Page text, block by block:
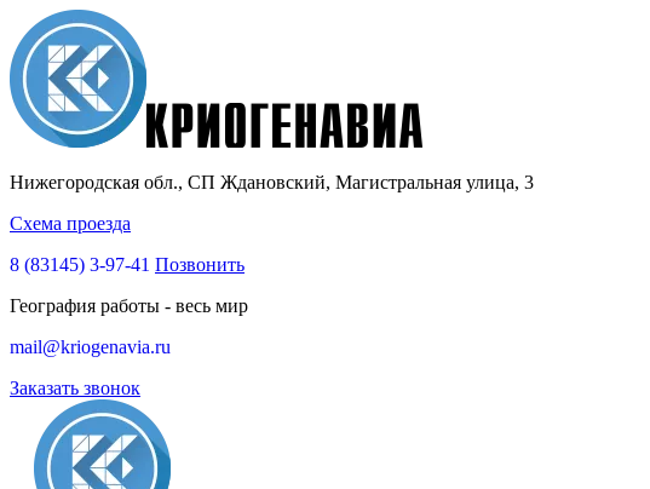
Нижегородская обл., СП Ждановский, Магистральная улица, 3
Схема проезда
8 (83145) 3-97-41 Позвонить
География работы - весь мир
mail@kriogenavia.ru
Заказать звонок